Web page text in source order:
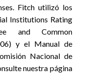
Fitch utilizó los
Institutions Rating
and Common
y el Manual de
Nacional de
nuestra página